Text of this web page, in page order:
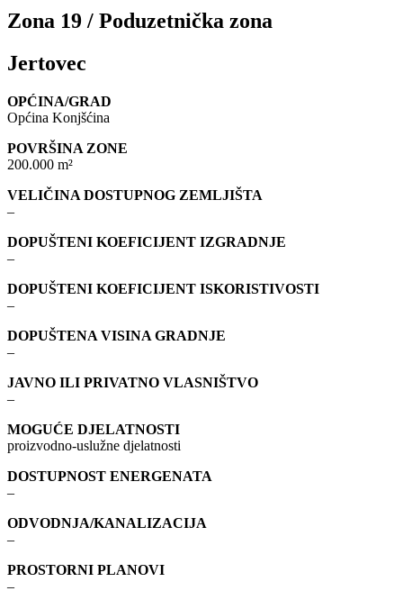
Zona 19 / Poduzetnička zona
Jertovec
OPĆINA/GRAD
Općina Konjšćina
POVRŠINA ZONE
200.000 m²
VELIČINA DOSTUPNOG ZEMLJIŠTA
–
DOPUŠTENI KOEFICIJENT IZGRADNJE
–
DOPUŠTENI KOEFICIJENT ISKORISTIVOSTI
–
DOPUŠTENA VISINA GRADNJE
–
JAVNO ILI PRIVATNO VLASNIŠTVO
–
MOGUĆE DJELATNOSTI
proizvodno-uslužne djelatnosti
DOSTUPNOST ENERGENATA
–
ODVODNJA/KANALIZACIJA
–
PROSTORNI PLANOVI
–